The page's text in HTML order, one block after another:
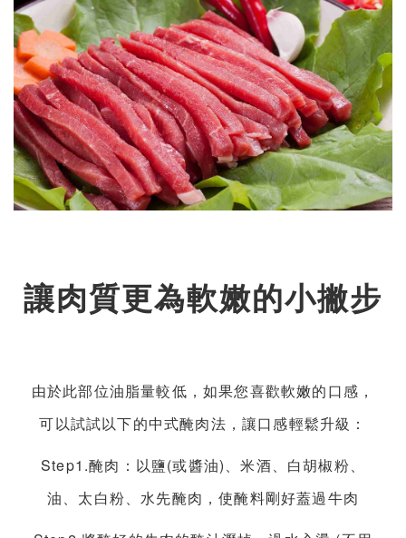
讓肉質更為軟嫩的小撇步
由於此部位油脂量較低，如果您喜歡軟嫩的口感，
可以試試以下的中式醃肉法，讓口感輕鬆升級：
Step1.醃肉：以鹽(或醬油)、米酒、白胡椒粉、
油、太白粉、水先醃肉，使醃料剛好蓋過牛肉